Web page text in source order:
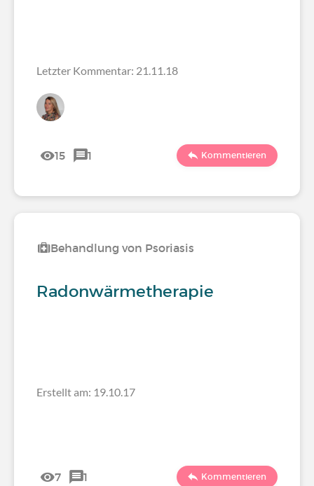
Letzter Kommentar: 21.11.18
15 1 Kommentieren
Behandlung von Psoriasis
Radonwärmetherapie
Erstellt am: 19.10.17
7 1 Kommentieren